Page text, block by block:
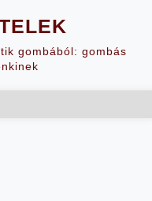
gombából: gombás